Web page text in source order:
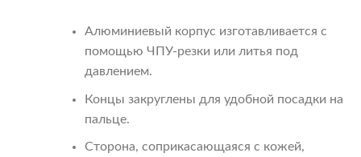
Алюминиевый корпус изготавливается с
помощью ЧПУ-резки или литья под
давлением.
Концы закруглены для удобной посадки на
пальце.
Сторона, соприкасающаяся с кожей,